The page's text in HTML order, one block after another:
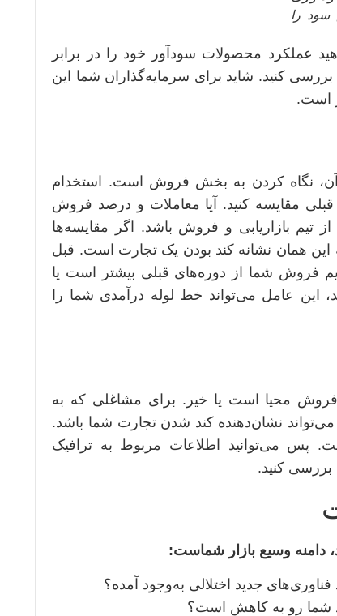
سود را
عملکرد محصولات سودآور خود را در برابر
بررسی کنید. شاید برای سرمایه‌گذاران شما این
است.
آن، نگاه کردن به بخش فروش است. استخدام
مقایسه کنید. آیا معاملات و درصد فروش
بازاریابی و فروش باشد. اگر مقایسه‌ها
همان نشانه کند بودن یک تجارت است. قبل
تیم فروش شما از دوره‌های قبلی بیشتر است یا
این عامل می‌تواند خط لوله درآمدی شما را
فروش محیا است یا خیر. برای مشاغلی که به
نشان‌دهنده کند شدن تجارت شما باشد.
پس می‌توانید اطلاعات مربوط به ترافیک
بررسی کنید.
دامنه وسیع بازار شماست:
جدید اختلالی به‌وجود آمده؟
شما رو به کاهش است؟